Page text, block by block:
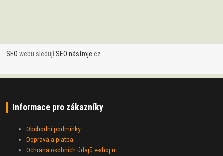
SEO webu sledujíSEO nástroje .cz
Informace pro zákazníky
Obchodní podmínky
Doprava a platba
Ochrana osobních údajů e-shopu